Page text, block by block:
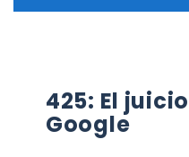
425: El
Google